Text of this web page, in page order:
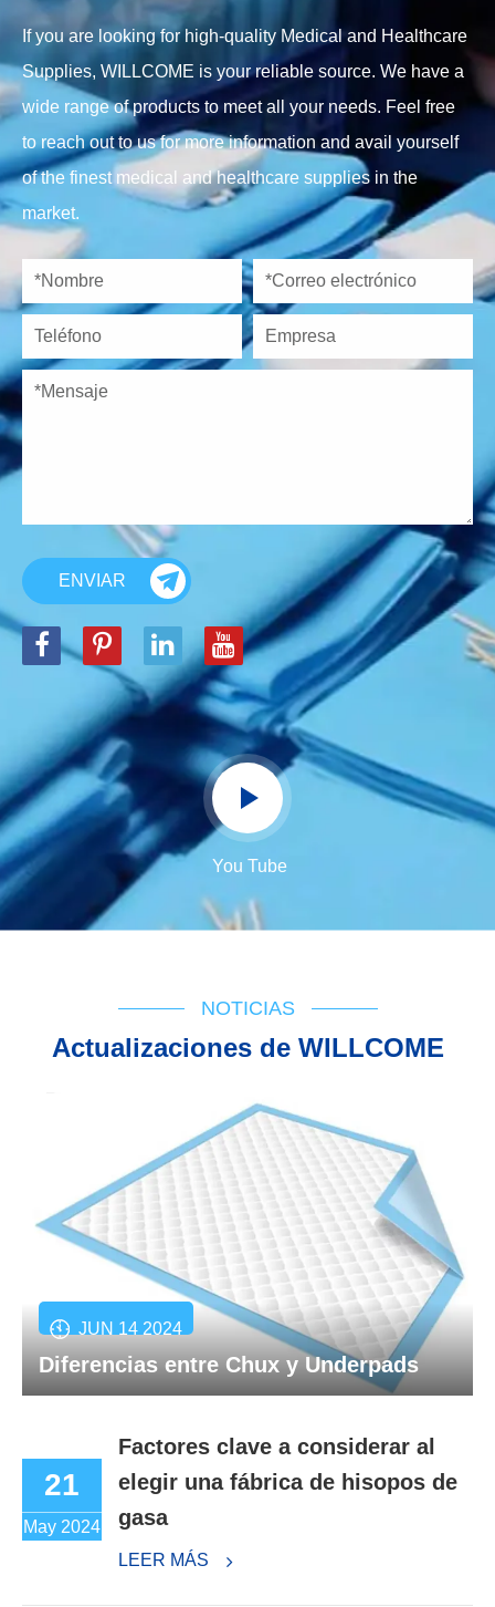
If you are looking for high-quality Medical and Healthcare
Supplies, WILLCOME is your reliable source. We have a
wide range of products to meet all your needs. Feel free
to reach out to us for more information and avail yourself
of the finest medical and healthcare supplies in the
market.
ENVIAR
You Tube
NOTICIAS
Actualizaciones de WILLCOME
JUN 14 2024
Diferencias entre Chux y Underpads
21
May 2024
Factores clave a considerar al
elegir una fábrica de hisopos de
gasa
LEER MÁS